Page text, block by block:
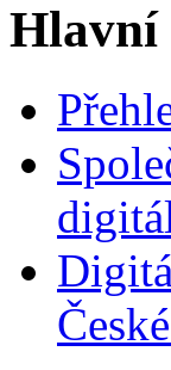
Hlavní